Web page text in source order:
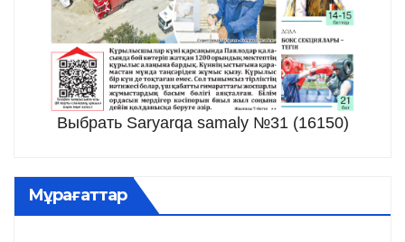
Выбрать Saryarqa samaly №31 (16150)
Мұрағаттар